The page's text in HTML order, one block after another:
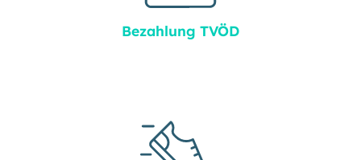
Bezahlung TVÖD